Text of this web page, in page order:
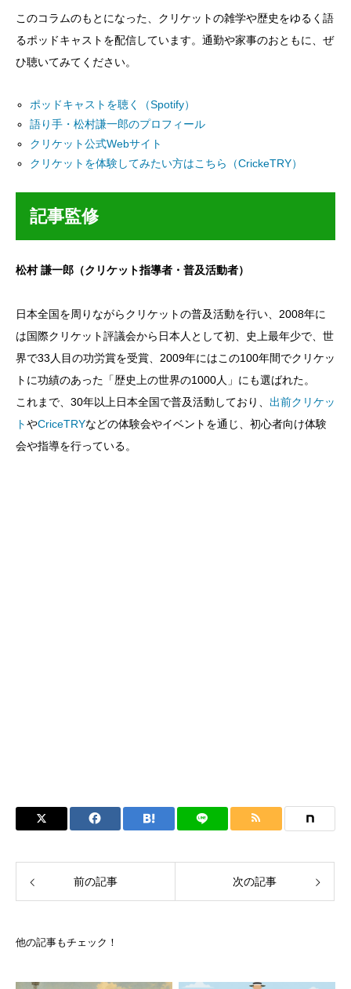
このコラムのもとになった、クリケットの雑学や歴史をゆるく語
るポッドキャストを配信しています。通勤や家事のおともに、ぜ
ひ聴いてみてください。
ポッドキャストを聴く（Spotify）
語り手・松村謙一郎のプロフィール
クリケット公式Webサイト
クリケットを体験してみたい方はこちら（CrickeTRY）
記事監修
松村 謙一郎（クリケット指導者・普及活動者）
日本全国を周りながらクリケットの普及活動を行い、2008年に
は国際クリケット評議会から日本人として初、史上最年少で、世
界で33人目の功労賞を受賞、2009年にはこの100年間でクリケッ
トに功績のあった「歴史上の世界の1000人」にも選ばれた。
これまで、30年以上日本全国で普及活動しており、 出前クリケッ
トやCriceTRYなどの体験会やイベントを通じ、初心者向け体験
会や指導を行っている。
前の記事 次の記事
他の記事もチェック！